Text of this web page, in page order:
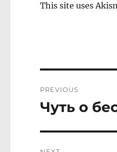
This site uses
navigation
PREVIOUS
Previous
Чуть о